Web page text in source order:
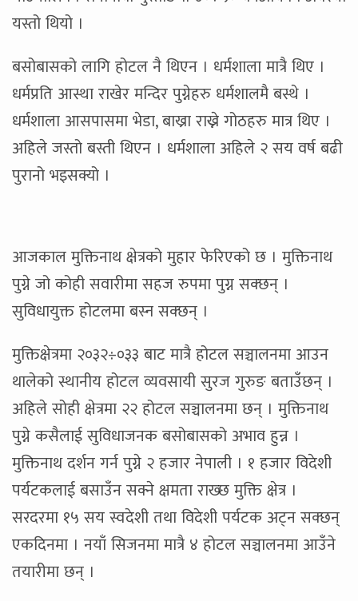
यस्तो थियो ।
बसोबासको लागि होटल नै थिएन । धर्मशाला मात्रै थिए ।
धर्मप्रति आस्था राखेर मन्दिर पुग्नेहरु धर्मशालमै बस्थे ।
धर्मशाला आसपासमा भेडा, बाख्रा राख्ने गोठहरु मात्र थिए ।
अहिले जस्तो बस्ती थिएन । धर्मशाला अहिले २ सय वर्ष बढी
पुरानो भइसक्यो ।
आजकाल मुक्तिनाथ क्षेत्रको मुहार फेरिएको छ । मुक्तिनाथ
पुग्ने जो कोही सवारीमा सहज रुपमा पुग्न सक्छन् ।
सुविधायुक्त होटलमा बस्न सक्छन् ।
मुक्तिक्षेत्रमा २०३२÷०३३ बाट मात्रै होटल सञ्चालनमा आउन
थालेको स्थानीय होटल व्यवसायी सुरज गुरुङ बताउँछन् ।
अहिले सोही क्षेत्रमा २२ होटल सञ्चालनमा छन् । मुक्तिनाथ
पुग्ने कसैलाई सुविधाजनक बसोबासको अभाव हुन्न ।
मुक्तिनाथ दर्शन गर्न पुग्ने २ हजार नेपाली । १ हजार विदेशी
पर्यटकलाई बसाउँन सक्ने क्षमता राख्छ मुक्ति क्षेत्र ।
सरदरमा १५ सय स्वदेशी तथा विदेशी पर्यटक अट्न सक्छन्
एकदिनमा । नयाँ सिजनमा मात्रै ४ होटल सञ्चालनमा आउँने
तयारीमा छन् ।